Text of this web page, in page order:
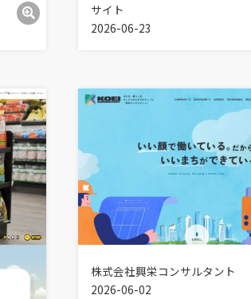
サイト
2026-06-23
株式会社興栄コンサルタント
2026-06-02